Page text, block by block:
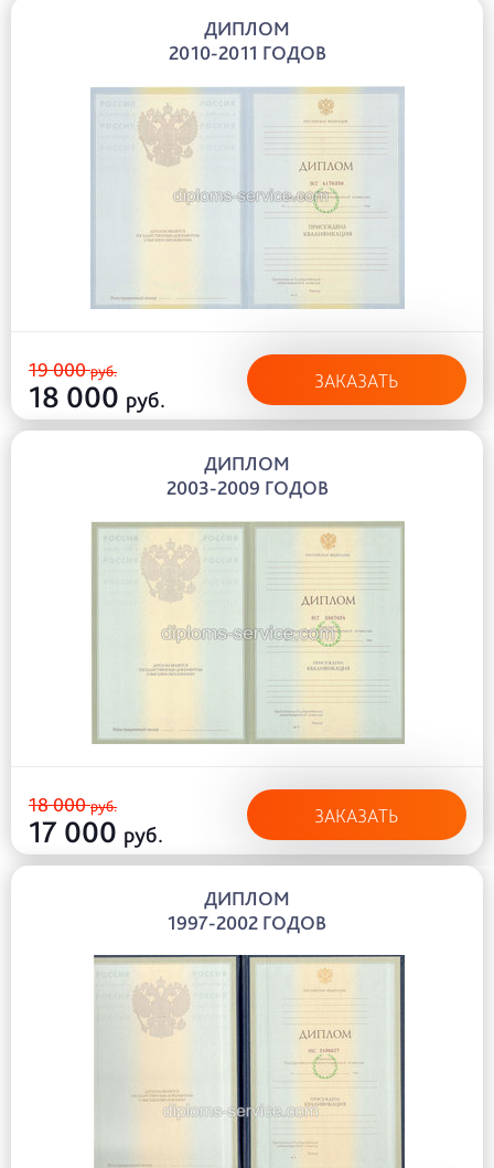
ДИПЛОМ
2010-2011 ГОДОВ
19 000руб.
18 000 руб.
ЗАКАЗАТЬ
ДИПЛОМ
2003-2009 ГОДОВ
18 000руб.
17 000 руб.
ЗАКАЗАТЬ
ДИПЛОМ
1997-2002 ГОДОВ